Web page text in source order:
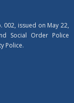
002, issued on May 22,
Social Order Police
Police.